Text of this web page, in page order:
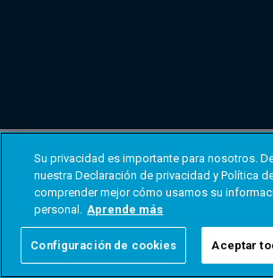
Su privacidad es importante para nosotros.
nuestra Declaración de privacidad y Política
comprender mejor cómo usamos su
personal. Aprende más
Configuración de cookies Aceptar